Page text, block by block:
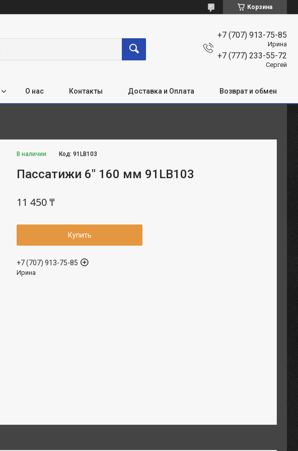
Корзина
+7 (707) 913-75-85
Ирина
+7 (777) 233-55-72
Сергей
О нас Контакты Доставка и Оплата Возврат и обмен
В наличии Код:91LB103
Пассатижи 6" 160 мм 91LB103
11 450 ₸
Купить
+7 (707) 913-75-85
Ирина